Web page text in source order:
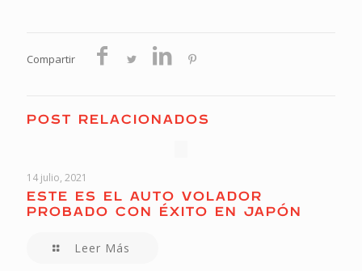
Compartir
POST RELACIONADOS
14 julio, 2021
ESTE ES EL AUTO VOLADOR
PROBADO CON ÉXITO EN JAPÓN
Leer Más